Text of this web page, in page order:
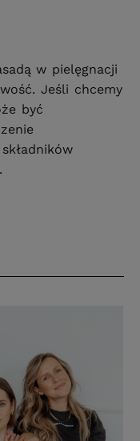
w pielęgnacji
Jeśli chcemy
być